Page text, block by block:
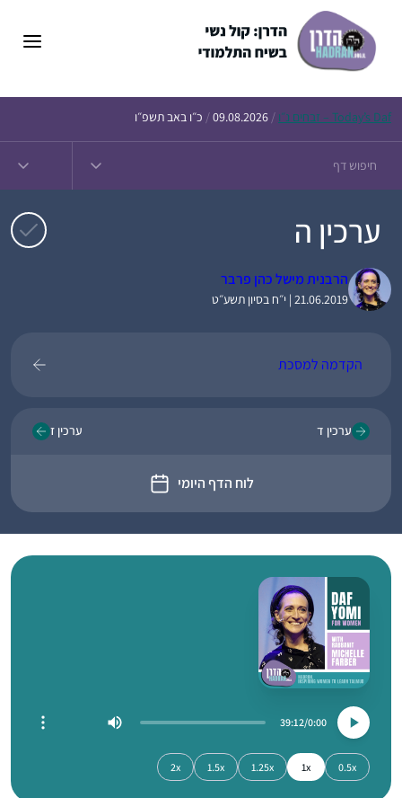
Today’s Daf – זבחים נ״ו /
09.08.2026
/ כ״ו באב תשפ״ו
ערכין ה
הרבנית מישל כהן פרבר
21.06.2019 | י״ח בסיון תשע״ט
הקדמה למסכת
ערכין ד
לוח הדף היומי
ערכין ז
0:00
39:12
0.5x
1x
1.25x
1.5x
2x